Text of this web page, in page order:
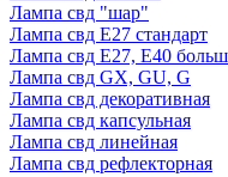
Лампа свд "шар"
Лампа свд E27 стандарт
Лампа свд E27, Е40
Лампа свд GX, GU, G
Лампа свд декоративная
Лампа свд капсульная
Лампа свд линейная
Лампа свд рефлекторная